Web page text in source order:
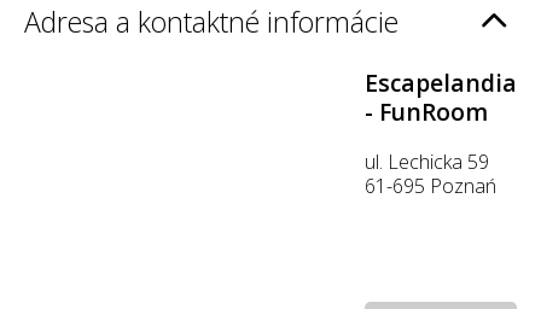
Adresa a kontaktné informácie
Escapelandia
- FunRoom
ul. Lechicka 59
61-695 Poznań